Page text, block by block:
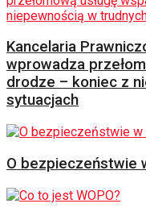
Kancelaria
wprowadza
drodze – koniec z
sytuacjach
O bezpieczeństwie